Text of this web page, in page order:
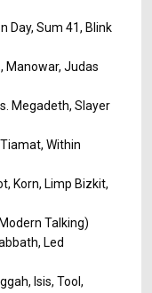
Day, Sum 41, Blink
Manowar, Judas
Megadeth, Slayer
Within
Korn, Limp Bizkit,
Talking)
Led
Isis, Tool,